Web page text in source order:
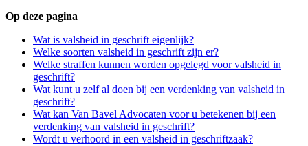
Op deze pagina
Wat is valsheid in geschrift eigenlijk?
Welke soorten valsheid in geschrift zijn er?
Welke straffen kunnen worden opgelegd voor valsheid in
geschrift?
Wat kunt u zelf al doen bij een verdenking van valsheid in
geschrift?
Wat kan Van Bavel Advocaten voor u betekenen bij een
verdenking van valsheid in geschrift?
Wordt u verhoord in een valsheid in geschriftzaak?